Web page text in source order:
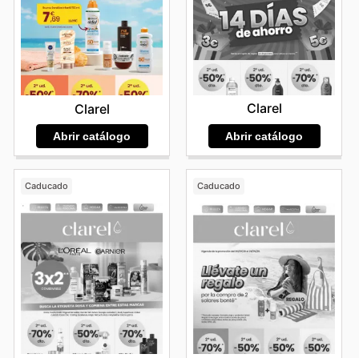
Clarel
Abrir catálogo
Clarel
Abrir catálogo
Caducado Caducado